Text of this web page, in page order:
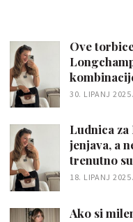
Ove
30. LIPANJ 2025.
Ludnica
jenjava, a
trenutno
18. LIPANJ 2025.
Ako si